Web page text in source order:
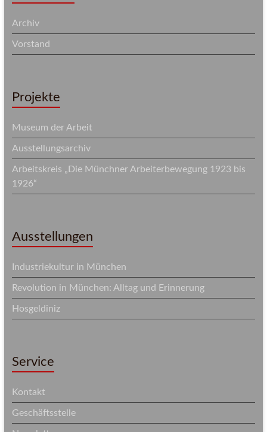
Archiv
Vorstand
Projekte
Museum der Arbeit
Ausstellungsarchiv
Arbeitskreis „Die Münchner Arbeiterbewegung 1923 bis
1926“
Ausstellungen
Industriekultur in München
Revolution in München: Alltag und Erinnerung
Hosgeldiniz
Service
Kontakt
Geschäftsstelle